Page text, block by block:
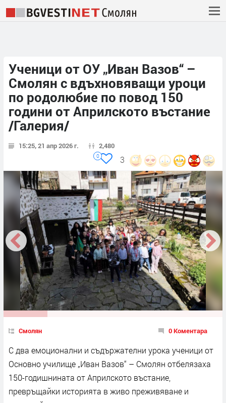
Ученици от ОУ „Иван Вазов“ –
Смолян с вдъхновяващи уроци
по родолюбие по повод 150
години от Априлското въстание
/Галерия/
15:25, 21 апр 2026 г. 2,480
3
0
Смолян 0 Коментара
С два емоционални и съдържателни урока ученици от
Основно училище „Иван Вазов“ – Смолян отбелязаха
150-годишнината от Априлското въстание,
превръщайки историята в живо преживяване и